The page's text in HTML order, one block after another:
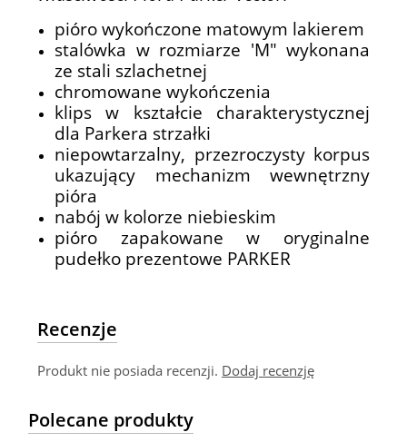
pióro wykończone matowym lakierem
stalówka w rozmiarze 'M" wykonana
ze stali szlachetnej
chromowane wykończenia
klips w kształcie charakterystycznej
dla Parkera strzałki
niepowtarzalny, przezroczysty korpus
ukazujący mechanizm wewnętrzny
pióra
nabój w kolorze niebieskim
pióro zapakowane w oryginalne
pudełko prezentowe PARKER
Recenzje
Produkt nie posiada recenzji. Dodaj recenzję
Polecane produkty